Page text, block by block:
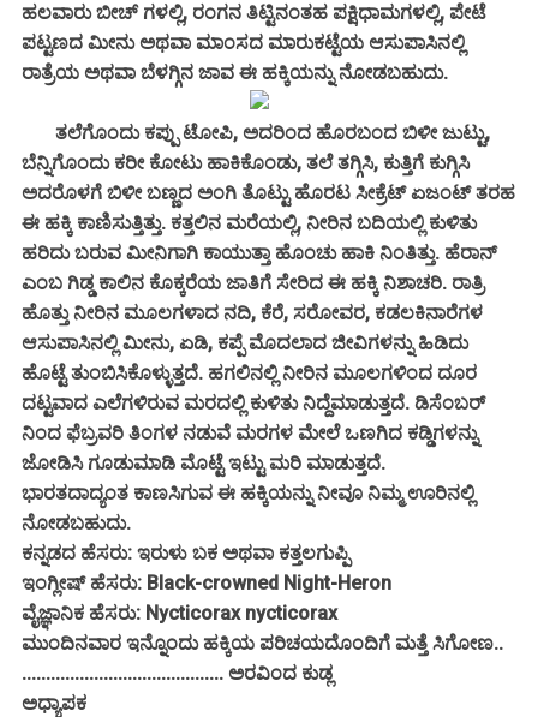
ಹಲವಾರು ಬೀಚ್ ಗಳಲ್ಲಿ, ರಂಗನ ತಿಟ್ಟಿನಂತಹ ಪಕ್ಷಿಧಾಮಗಳಲ್ಲಿ, ಪೇಟೆ
ಪಟ್ಟಣದ ಮೀನು ಅಥವಾ ಮಾಂಸದ ಮಾರುಕಟ್ಟೆಯ ಆಸುಪಾಸಿನಲ್ಲಿ
ರಾತ್ರೆಯ ಅಥವಾ ಬೆಳಗ್ಗಿನ ಜಾವ ಈ ಹಕ್ಕಿಯನ್ನು ನೋಡಬಹುದು.
ತಲೆಗೊಂದು ಕಪ್ಪು ಟೋಪಿ, ಅದರಿಂದ ಹೊರಬಂದ ಬಿಳೀ ಜುಟ್ಟು,
ಬೆನ್ನಿಗೊಂದು ಕರೀ ಕೋಟು ಹಾಕಿಕೊಂಡು, ತಲೆ ತಗ್ಗಿಸಿ, ಕುತ್ತಿಗೆ ಕುಗ್ಗಿಸಿ
ಅದರೊಳಗೆ ಬಿಳೀ ಬಣ್ಣದ ಅಂಗಿ ತೊಟ್ಟು ಹೊರಟ ಸೀಕ್ರೆಟ್ ಏಜಂಟ್ ತರಹ
ಈ ಹಕ್ಕಿ ಕಾಣಿಸುತ್ತಿತ್ತು. ಕತ್ತಲಿನ ಮರೆಯಲ್ಲಿ, ನೀರಿನ ಬದಿಯಲ್ಲಿ ಕುಳಿತು
ಹರಿದು ಬರುವ ಮೀನಿಗಾಗಿ ಕಾಯುತ್ತಾ ಹೊಂಚು ಹಾಕಿ ನಿಂತಿತ್ತು. ಹೆರಾನ್
ಎಂಬ ಗಿಡ್ಡ ಕಾಲಿನ ಕೊಕ್ಕರೆಯ ಜಾತಿಗೆ ಸೇರಿದ ಈ ಹಕ್ಕಿ ನಿಶಾಚರಿ. ರಾತ್ರಿ
ಹೊತ್ತು ನೀರಿನ ಮೂಲಗಳಾದ ನದಿ, ಕೆರೆ, ಸರೋವರ, ಕಡಲಕಿನಾರೆಗಳ
ಆಸುಪಾಸಿನಲ್ಲಿ ಮೀನು, ಏಡಿ, ಕಪ್ಪೆ ಮೊದಲಾದ ಜೀವಿಗಳನ್ನು ಹಿಡಿದು
ಹೊಟ್ಟೆ ತುಂಬಿಸಿಕೊಳ್ಳುತ್ತದೆ. ಹಗಲಿನಲ್ಲಿ ನೀರಿನ ಮೂಲಗಳಿಂದ ದೂರ
ದಟ್ಟವಾದ ಎಲೆಗಳಿರುವ ಮರದಲ್ಲಿ ಕುಳಿತು ನಿದ್ದೆಮಾಡುತ್ತದೆ. ಡಿಸೆಂಬರ್
ನಿಂದ ಫೆಬ್ರವರಿ ತಿಂಗಳ ನಡುವೆ ಮರಗಳ ಮೇಲೆ ಒಣಗಿದ ಕಡ್ಡಿಗಳನ್ನು
ಜೋಡಿಸಿ ಗೂಡುಮಾಡಿ ಮೊಟ್ಟೆ ಇಟ್ಟು ಮರಿ ಮಾಡುತ್ತದೆ.
ಭಾರತದಾದ್ಯಂತ ಕಾಣಸಿಗುವ ಈ ಹಕ್ಕಿಯನ್ನು ನೀವೂ ನಿಮ್ಮ ಊರಿನಲ್ಲಿ
ನೋಡಬಹುದು.
ಕನ್ನಡದ ಹೆಸರು: ಇರುಳು ಬಕ ಅಥವಾ ಕತ್ತಲಗುಪ್ಪಿ
ಇಂಗ್ಲೀಷ್ ಹೆಸರು: Black-crowned Night-Heron
ವೈಜ್ಞಾನಿಕ ಹೆಸರು: Nycticorax nycticorax
ಮುಂದಿನವಾರ ಇನ್ನೊಂದು ಹಕ್ಕಿಯ ಪರಿಚಯದೊಂದಿಗೆ ಮತ್ತೆ ಸಿಗೋಣ..
.......................................... ಅರವಿಂದ ಕುಡ್ಲ
ಅಧ್ಯಾಪಕ